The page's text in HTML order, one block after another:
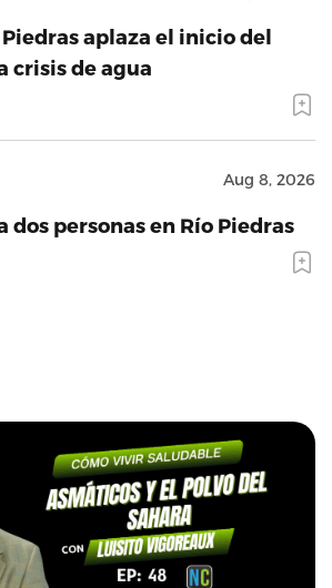
aplaza el inicio del
crisis de agua
Aug 8, 2026
dos personas en Río Piedras